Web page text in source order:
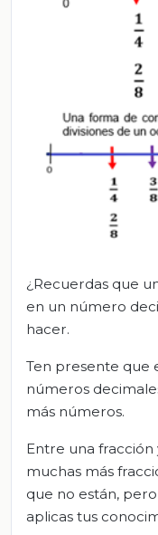
¿Recuerdas que
en un número
hacer.
Ten presente que
números
más números.
Entre una
muchas más
que no están,
aplicas tus